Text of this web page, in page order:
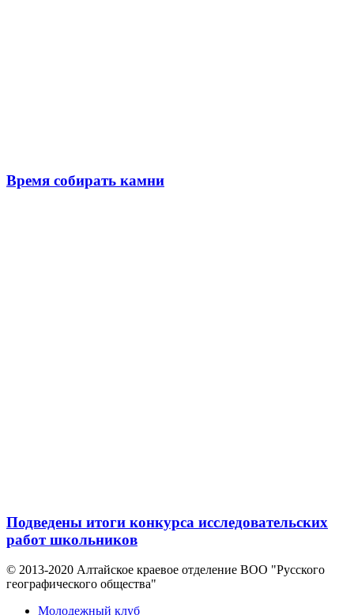
Время собирать камни
Подведены итоги конкурса исследовательских
работ школьников
© 2013-2020 Алтайское краевое отделение BOO "Русского
географического общества"
Молодежный клуб